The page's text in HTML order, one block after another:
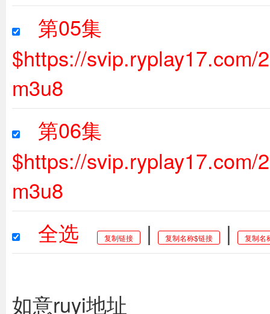
第05集
$https://svip.ryplay17.com/
m3u8
第06集
$https://svip.ryplay17.com/
m3u8
全选
复制链接 | 复制名称$链接 | 复制名
如意ruyi地址